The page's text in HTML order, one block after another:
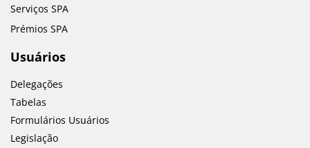
Serviços SPA
Prémios SPA
Usuários
Delegações
Tabelas
Formulários Usuários
Legislação